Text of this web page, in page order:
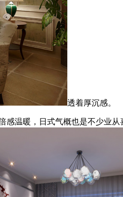
透着厚沉感。
暖，日式气概也是不少业从